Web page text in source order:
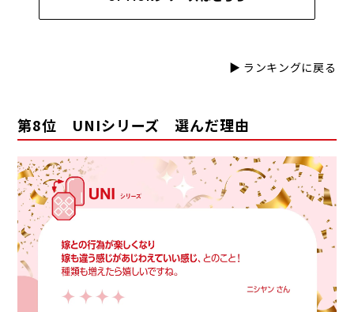
▶ ランキングに戻る
第8位 UNIシリーズ 選んだ理由